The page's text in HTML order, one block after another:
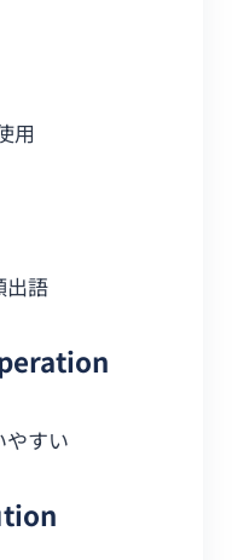
用
出語
やすい